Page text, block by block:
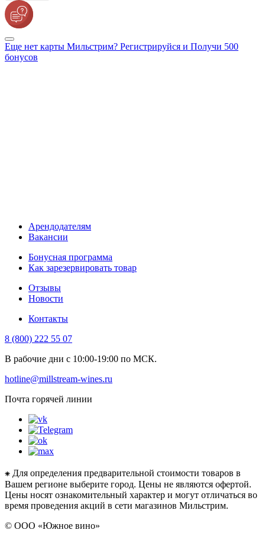
Еще нет карты Мильстрим? Регистрируйся и Получи 500
бонусов
Арендодателям
Вакансии
Бонусная программа
Как зарезервировать товар
Отзывы
Новости
Контакты
8 (800) 222 55 07
В рабочие дни с 10:00-19:00 по МСК.
hotline@millstream-wines.ru
Почта горячей линии
⁕ Для определения предварительной стоимости товаров в
Вашем регионе выберите город. Цены не являются офертой.
Цены носят ознакомительный характер и могут отличаться во
время проведения акций в сети магазинов Мильстрим.
© ООО «Южное вино»